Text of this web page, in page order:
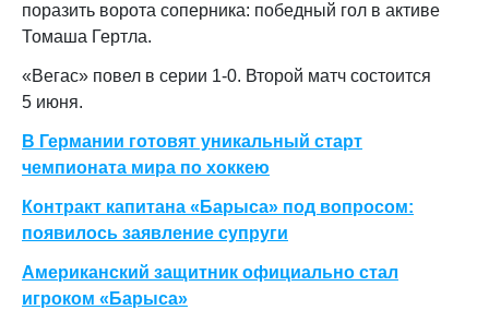
поразить ворота соперника: победный гол в активе
Томаша Гертла.
«Вегас» повел в серии 1-0. Второй матч состоится
5 июня.
В Германии готовят уникальный старт
чемпионата мира по хоккею
Контракт капитана «Барыса» под вопросом:
появилось заявление супруги
Американский защитник официально стал
игроком «Барыса»